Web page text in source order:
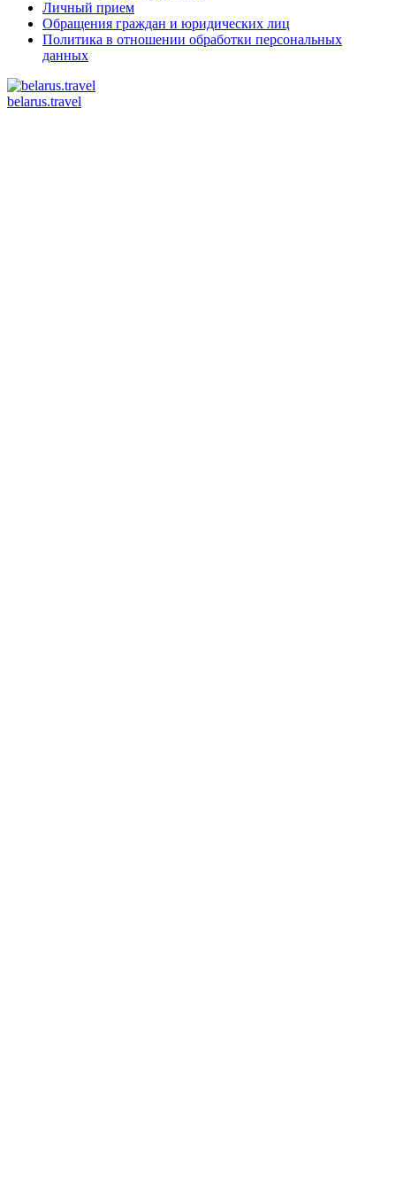
Личный прием
Обращения граждан и юридических лиц
Политика в отношении обработки персональных
данных
belarus.travel